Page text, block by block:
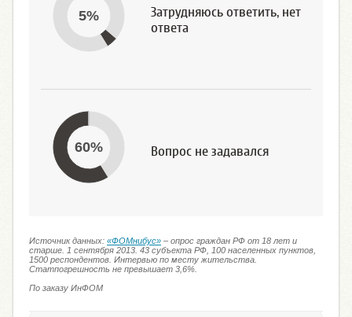
5%
Затрудняюсь ответить, нет
ответа
60% Вопрос не задавался
Источник данных: «ФОМнибус» – опрос граждан РФ от 18 лет и
старше. 1 сентября 2013. 43 субъекта РФ, 100 населенных пунктов,
1500 респондентов. Интервью по месту жительства.
Статпогрешность не превышает 3,6%.
По заказу ИнФОМ